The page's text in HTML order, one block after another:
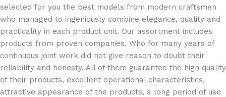
selected for you the best models from modern craftsmen
who managed to ingeniously combine elegance, quality and
practicality in each product unit. Our assortment includes
products from proven companies. Who for many years of
continuous joint work did not give reason to doubt their
reliability and honesty. All of them guarantee the high quality
of their products, excellent operational characteristics,
attractive appearance of the products, a long period of use